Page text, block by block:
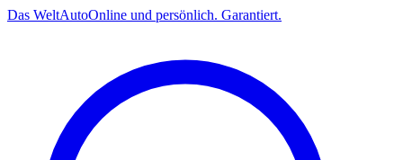
Das WeltAutoOnline und persönlich. Garantiert.